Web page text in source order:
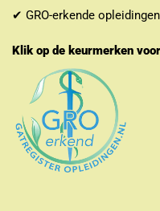
✔ GRO-erkende opleidingen
Klik op de keurmerken